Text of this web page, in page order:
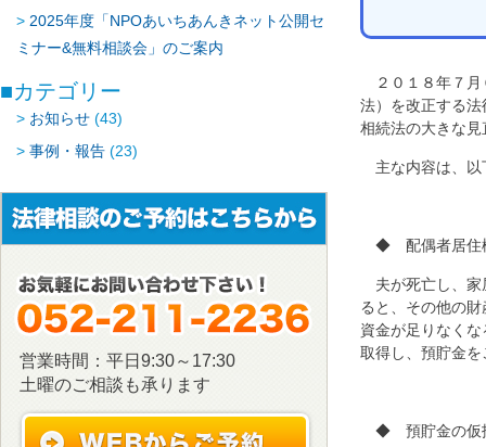
２０１８年７
法）を改正する
相続法の大きな
主な内容は、
◆ 配偶者居
夫が死亡し、
ると、その他の
資金が足りなく
取得し、預貯金
◆ 預貯金の
2025年度「NPOあいちあんきネット公開セ
ミナー&無料相談会」のご案内
カテゴリー
お知らせ (43)
事例・報告 (23)
営業時間：平日9:30～17:30
土曜のご相談も承ります